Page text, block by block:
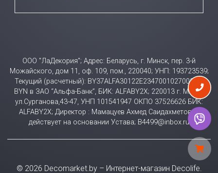
ООО "ЛаДекория"; Адрес: Беларусь, г. Минск, пер. 3-й
Можайского, дом 11, оф. 109, пом., 220040; УНП: 193723539;
Текущий (расчетный): BY37ALFA30122E23470010270000 в
BYN в ЗАО “Альфа-Банк”, БИК: ALFABY2X; 220013 г. Минск
ул.Сурганова,43-47, УНП 101541947 ОКПО 37526626 БИК:
ALFABY2X; Директор : Мамацуев Ахмед Саидахметович
действует на основании Устава; B4499@inbox.ru
© 2026 Decomarket.by – Интернет-магазин Decolife.